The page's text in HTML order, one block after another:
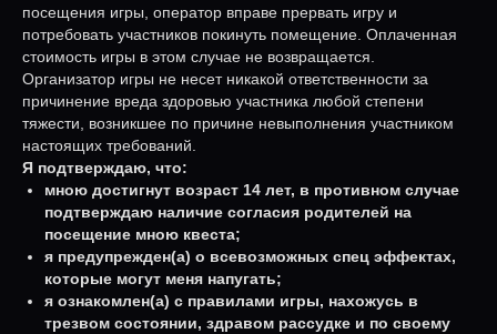
посещения игры, оператор вправе прервать игру и
потребовать участников покинуть помещение. Оплаченная
стоимость игры в этом случае не возвращается.
Организатор игры не несет никакой ответственности за
причинение вреда здоровью участника любой степени
тяжести, возникшее по причине невыполнения участником
настоящих требований.
Я подтверждаю, что:
мною достигнут возраст 14 лет, в противном случае
подтверждаю наличие согласия родителей на
посещение мною квеста;
я предупрежден(а) о всевозможных спец эффектах,
которые могут меня напугать;
я ознакомлен(а) с правилами игры, нахожусь в
трезвом состоянии, здравом рассудке и по своему